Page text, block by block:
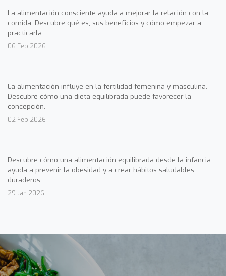
La alimentación consciente ayuda a mejorar la relación con la
comida. Descubre qué es, sus beneficios y cómo empezar a
practicarla.
06 Feb 2026
La alimentación influye en la fertilidad femenina y masculina.
Descubre cómo una dieta equilibrada puede favorecer la
concepción.
02 Feb 2026
Descubre cómo una alimentación equilibrada desde la infancia
ayuda a prevenir la obesidad y a crear hábitos saludables
duraderos.
29 Jan 2026